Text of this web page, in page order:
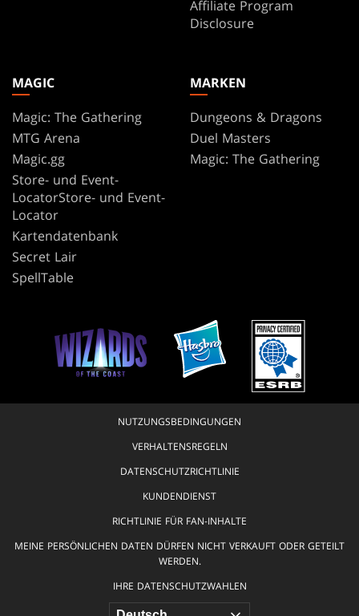
Affiliate Program
Disclosure
MAGIC
Magic: The Gathering
MTG Arena
Magic.gg
Store- und Event-
LocatorStore- und Event-
Locator
Kartendatenbank
Secret Lair
SpellTable
MARKEN
Dungeons & Dragons
Duel Masters
Magic: The Gathering
NUTZUNGSBEDINGUNGEN
VERHALTENSREGELN
DATENSCHUTZRICHTLINIE
KUNDENDIENST
RICHTLINIE FÜR FAN-INHALTE
MEINE PERSÖNLICHEN DATEN DÜRFEN NICHT VERKAUFT ODER GETEILT
WERDEN.
IHRE DATENSCHUTZWAHLEN